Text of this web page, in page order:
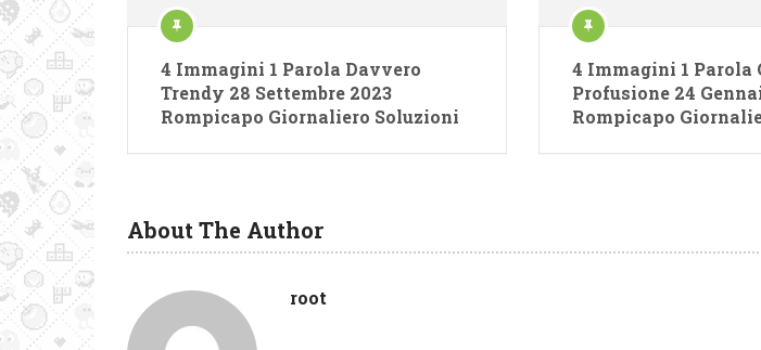
4 Immagini 1 Parola Davvero
Trendy 28 Settembre 2023
Rompicapo Giornaliero Soluzioni
4 Immagini 1 Parola
Profusione 24
Rompicapo
About The Author
root